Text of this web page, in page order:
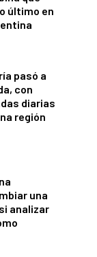
último en
pasó a
con
diarias
región
una
analizar